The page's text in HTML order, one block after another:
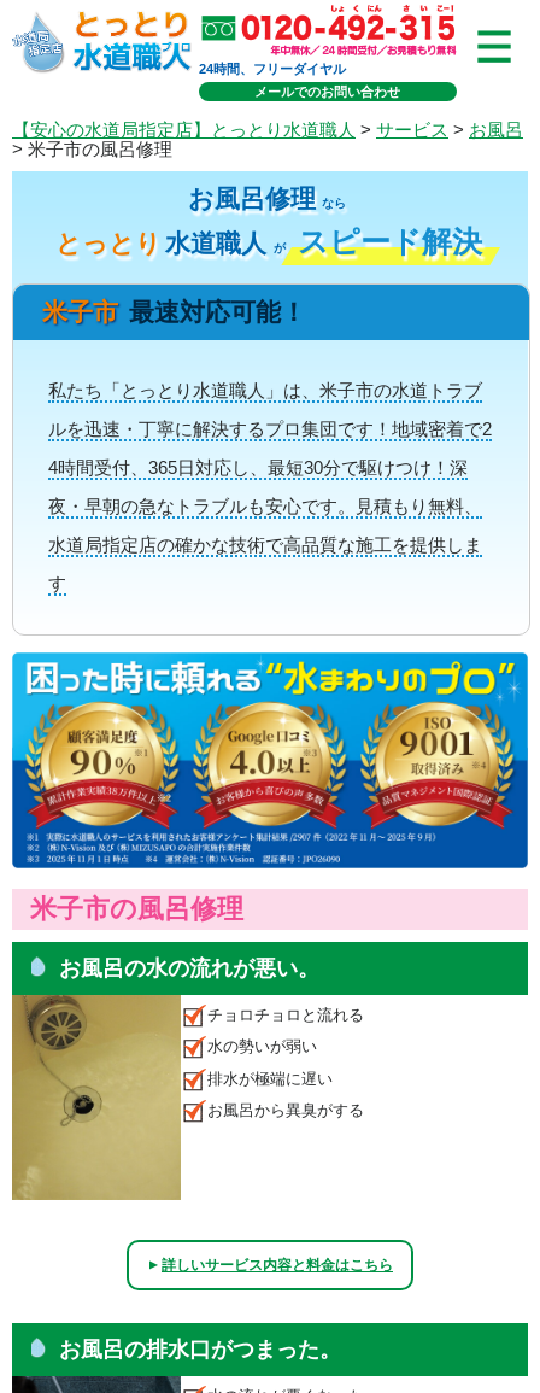
24時間、フリーダイヤル
メールでのお問い合わせ
【安心の水道局指定店】とっとり水道職人 > サービス > お風呂
> 米子市の風呂修理
お風呂修理 なら
とっとり 水道職人 が スピード解決
米子市 最速対応可能！
私たち「とっとり水道職人」は、米子市の水道トラブ
ルを迅速・丁寧に解決するプロ集団です！地域密着で2
4時間受付、365日対応し、最短30分で駆けつけ！深
夜・早朝の急なトラブルも安心です。見積もり無料、
水道局指定店の確かな技術で高品質な施工を提供しま
す
米子市の風呂修理
お風呂の水の流れが悪い。
チョロチョロと流れる
水の勢いが弱い
排水が極端に遅い
お風呂から異臭がする
▲詳しいサービス内容と料金はこちら
お風呂の排水口がつまった。